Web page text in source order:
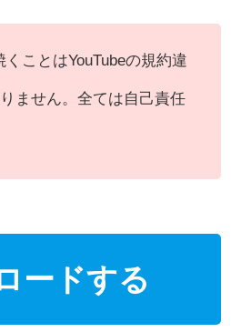
ことはYouTubeの規約違
ません。全ては自己責任
ードする